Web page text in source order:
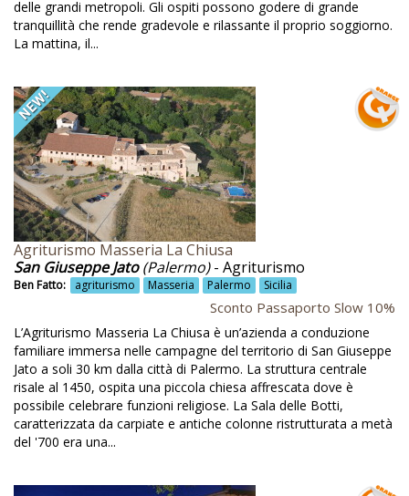
Degustazione di prodotti locali
Degustazione olio EVO
Degustazione prodotti fatti in casa
Degustazione prodotti locali
Degustazioni
Degustazioni al frantoio
Degustazioni biologiche
Degustazioni di vini
Degustazioni guidate
Degustazioni prodotti locali
Detersivi biologici
Di cucina
Didattica per scuole
Dieta meditarranea
delle grandi metropoli. Gli ospiti possono godere di grande
tranquillità che rende gradevole e rilassante il proprio soggiorno.
La mattina, il...
Agriturismo Masseria La Chiusa
San Giuseppe Jato(Palermo)- Agriturismo
Ben Fatto: agriturismo Masseria Palermo Sicilia
Sconto Passaporto Slow 10%
L’Agriturismo Masseria La Chiusa è un’azienda a conduzione
familiare immersa nelle campagne del territorio di San Giuseppe
Jato a soli 30 km dalla città di Palermo. La struttura centrale
risale al 1450, ospita una piccola chiesa affrescata dove è
possibile celebrare funzioni religiose. La Sala delle Botti,
caratterizzata da carpiate e antiche colonne ristrutturata a metà
del '700 era una...